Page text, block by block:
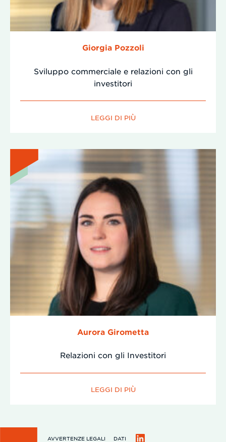
Giorgia Pozzoli
Sviluppo commerciale e relazioni con gli
investitori
LEGGI DI PIÙ
Aurora Girometta
Relazioni con gli Investitori
LEGGI DI PIÙ
AVVERTENZE LEGALI DATI